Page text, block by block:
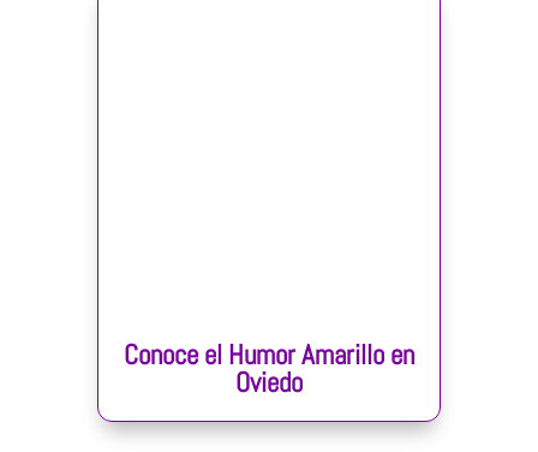
Conoce el Humor Amarillo en
Oviedo